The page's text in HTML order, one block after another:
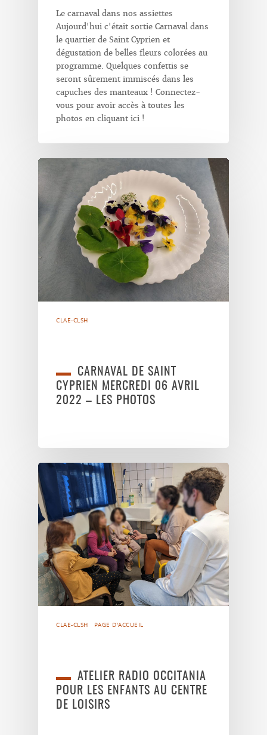
Le carnaval dans nos assiettes
Aujourd'hui c'était sortie Carnaval dans
le quartier de Saint Cyprien et
dégustation de belles fleurs colorées au
programme. Quelques confettis se
seront sûrement immiscés dans les
capuches des manteaux ! Connectez-
vous pour avoir accès à toutes les
photos en cliquant ici !
CLAE-CLSH
CARNAVAL DE SAINT
CYPRIEN MERCREDI 06 AVRIL
2022 – LES PHOTOS
CLAE-CLSH PAGE D'ACCUEIL
ATELIER RADIO OCCITANIA
POUR LES ENFANTS AU CENTRE
DE LOISIRS